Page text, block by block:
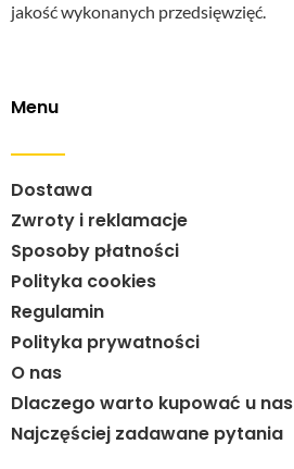
jakość wykonanych przedsięwzięć.
Menu
Dostawa
Zwroty i reklamacje
Sposoby płatności
Polityka cookies
Regulamin
Polityka prywatności
O nas
Dlaczego warto kupować u nas
Najczęściej zadawane pytania